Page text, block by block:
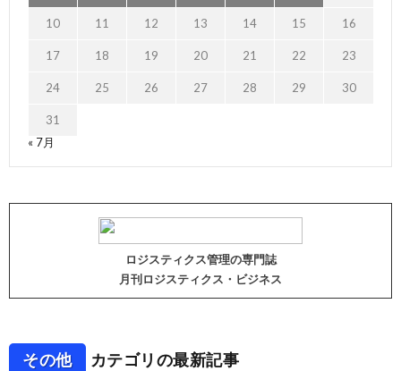
10 11 12 13 14 15 16
17 18 19 20 21 22 23
24 25 26 27 28 29 30
31
« 7月
ロジスティクス管理の専門誌
月刊ロジスティクス・ビジネス
その他 カテゴリの最新記事